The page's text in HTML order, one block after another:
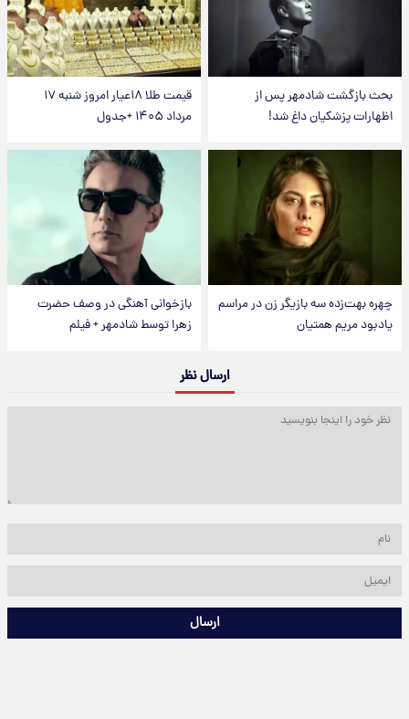
بحث بازگشت شادمهر پس از
اظهارات پزشکیان داغ شد!
قیمت طلا ۱۸عیار امروز شنبه ۱۷
مرداد ۱۴۰۵ +جدول
چهره بهت‌زده سه بازیگر زن در مراسم
یادبود مریم همتیان
بازخوانی آهنگی در وصف حضرت
زهرا توسط شادمهر + فیلم
ارسال نظر
ارسال